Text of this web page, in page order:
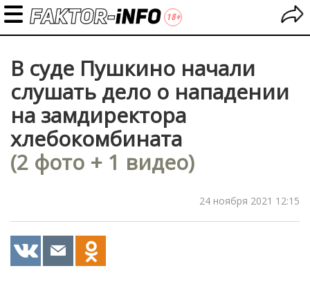
В суде Пушкино начали
слушать дело о нападении
на замдиректора
хлебокомбината
(2 фото + 1 видео)
24 ноября 2021 12:15